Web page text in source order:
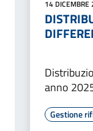
14
anno
Gestione